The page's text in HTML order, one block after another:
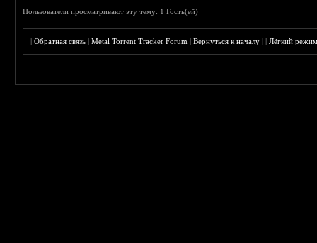
Пользователи просматривают эту тему: 1 Гость(ей)
|Обратная связь |Metal Torrent Tracker Forum |Вернуться к началу ||Лёгкий